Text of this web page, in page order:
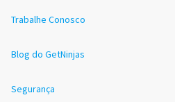
Trabalhe Conosco
Blog do GetNinjas
Segurança